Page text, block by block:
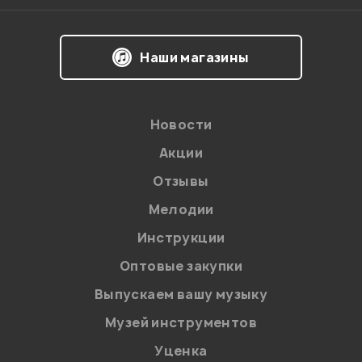
Мой отзыв о товаре
Впечатления о товаре:
Наши магазины
Новости
Акции
Отзывы
Мелодии
Инструкции
Оптовые закупки
Выпускаем вашу музыку
Музей инструментов
Уценка